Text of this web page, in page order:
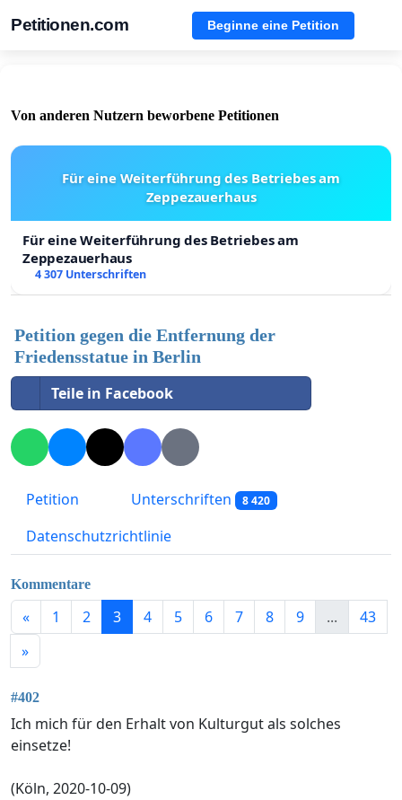
Petitionen.com Beginne eine Petition
Von anderen Nutzern beworbene Petitionen
Für eine Weiterführung des Betriebes am
Zeppezauerhaus
Für eine Weiterführung des Betriebes am
Zeppezauerhaus
4 307 Unterschriften
Petition gegen die Entfernung der
Friedensstatue in Berlin
Teile in Facebook
Petition Unterschriften 8 420
Datenschutzrichtlinie
Kommentare
« 1 2 3 4 5 6 7 8 9 ...
43
»
#402
Ich mich für den Erhalt von Kulturgut als solches
einsetze!
(Köln, 2020-10-09)